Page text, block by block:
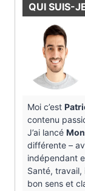
QUI SUIS-
Moi c’est
contenu
J’ai lancé
différente –
indépendant
Santé,
bon sens et